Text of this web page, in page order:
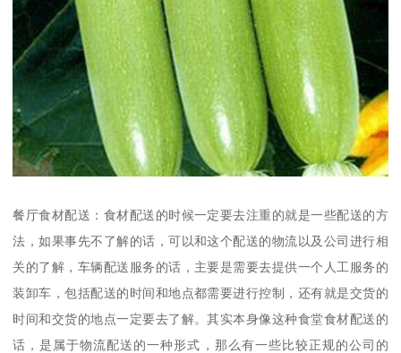
餐厅食材配送：食材配送的时候一定要去注重的就是一些配送的方
法，如果事先不了解的话，可以和这个配送的物流以及公司进行相
关的了解，车辆配送服务的话，主要是需要去提供一个人工服务的
装卸车，包括配送的时间和地点都需要进行控制，还有就是交货的
时间和交货的地点一定要去了解。其实本身像这种食堂食材配送的
话，是属于物流配送的一种形式，那么有一些比较正规的公司的